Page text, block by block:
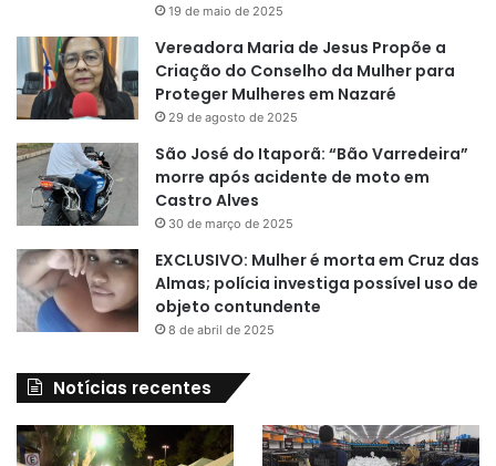
19 de maio de 2025
Vereadora Maria de Jesus Propõe a
Criação do Conselho da Mulher para
Proteger Mulheres em Nazaré
29 de agosto de 2025
São José do Itaporã: “Bão Varredeira”
morre após acidente de moto em
Castro Alves
30 de março de 2025
EXCLUSIVO: Mulher é morta em Cruz das
Almas; polícia investiga possível uso de
objeto contundente
8 de abril de 2025
Notícias recentes